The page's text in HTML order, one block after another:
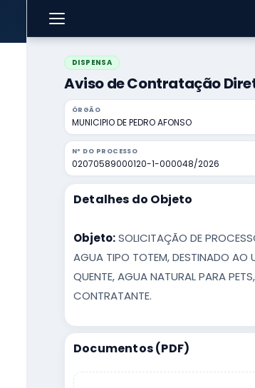
DISPENSA
Aviso de Contratação
ÓRGÃO
MUNICIPIO DE PEDRO AFONSO
Nº DO PROCESSO
02070589000120-1-000048/2026
Detalhes do Objeto
Objeto:SOLICITAÇÃO DE
AGUA TIPO TOTEM, DESTINADO AO
QUENTE, AGUA NATURAL PARA
CONTRATANTE.
Documentos (PDF)